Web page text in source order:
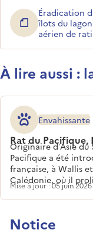
Éradication
îlots du
aérien de
À lire aussi :
Rat du Pacifique,
Envahissante
Originaire d’Asie du
Pacifique a été
française, à Wallis
Calédonie, où il
Mise à jour : 05 juin 2026
Notice